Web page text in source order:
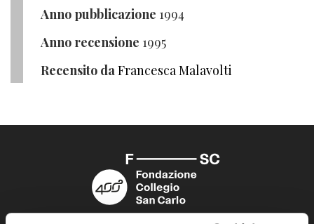
Anno pubblicazione 1994
Anno recensione 1995
Recensito daFrancesca Malavolti